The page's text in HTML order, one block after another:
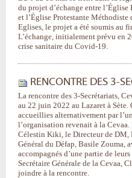
du projet d’échange entre l’Église
et l’Église Protestante
Eglises, le projet a été soumis au
L’échange, initialement prévu en
crise sanitaire du Covid-19.
RENCONTRE DES 3-
La rencontre des 3-Secrétariats,
au 22 juin 2022 au Lazaret à Sète.
accueillies alternativement par
l’organisation revenait à la
Célestin Kiki, le Directeur de DM,
Général du Défap, Basile Zouma,
accompagnés d’une partie de
Secrétaire Générale de la Cevaa,
joindre à la rencontre.